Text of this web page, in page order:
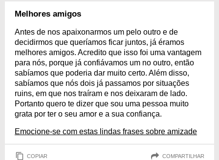
Melhores amigos
Antes de nos apaixonarmos um pelo outro e de
decidirmos que queríamos ficar juntos, já éramos
melhores amigos. Acredito que isso foi uma vantagem
para nós, porque já confiávamos um no outro, então
sabíamos que poderia dar muito certo. Além disso,
sabíamos que nós dois já passamos por situações
ruins, em que nos traíram e nos deixaram de lado.
Portanto quero te dizer que sou uma pessoa muito
grata por ter o seu amor e a sua confiança.
Emocione-se com estas lindas frases sobre amizade
COPIAR COMPARTILHAR